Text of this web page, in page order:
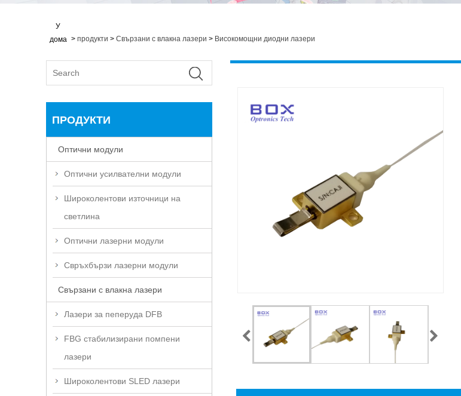
У
дома > продукти > Свързани с влакна лазери > Високомощни диодни лазери
ПРОДУКТИ
Оптични модули
Оптични усилвателни модули
Широколентови източници на
светлина
Оптични лазерни модули
Свръхбързи лазерни модули
Свързани с влакна лазери
Лазери за пеперуда DFB
FBG стабилизирани помпени
лазери
Широколентови SLED лазери